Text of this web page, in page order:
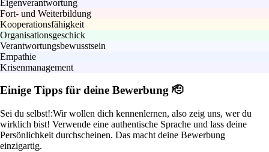
Eigenverantwortung
Fort- und Weiterbildung
Kooperationsfähigkeit
Organisationsgeschick
Verantwortungsbewusstsein
Empathie
Krisenmanagement
Einige Tipps für deine Bewerbung 🫡
Sei du selbst!:Wir wollen dich kennenlernen, also zeig uns, wer du
wirklich bist! Verwende eine authentische Sprache und lass deine
Persönlichkeit durchscheinen. Das macht deine Bewerbung
einzigartig.